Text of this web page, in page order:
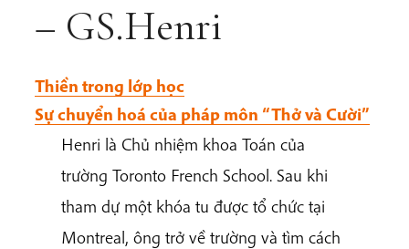
– GS.Henri
Thiền trong lớp học
Sự chuyển hoá của pháp môn “Thở và Cười”
Henri là Chủ nhiệm khoa Toán của
trường Toronto French School. Sau khi
tham dự một khóa tu được tổ chức tại
Montreal, ông trở về trường và tìm cách